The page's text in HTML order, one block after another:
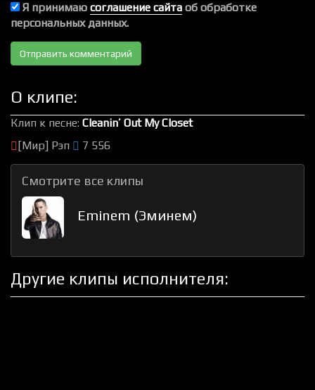
Я принимаю соглашение сайта об обработке
персональных данных.
О клипе:
Клип к песне: Cleanin’ Out My Closet
[Мир] Рэп
7 556
Смотрите все клипы
Eminem (Эминем)
Другие клипы исполнителя: